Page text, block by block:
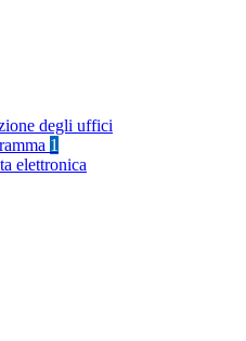
degli uffici
1
elettronica